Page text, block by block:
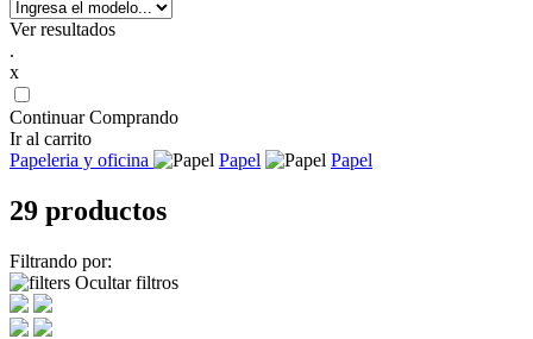
Ver resultados
.
x
Continuar Comprando
Ir al carrito
Papeleria y oficina
Papel Papel
29 productos
Filtrando por:
Ocultar filtros